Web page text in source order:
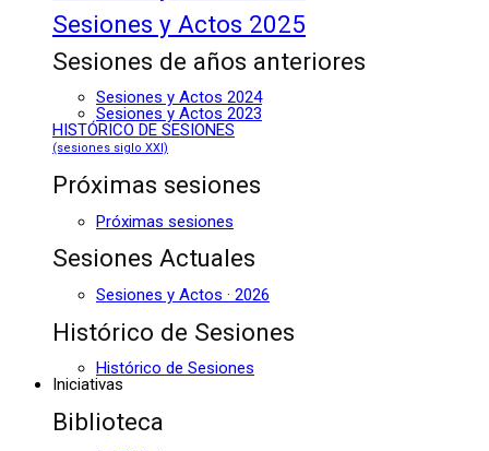
Sesiones y Actos 2025
Sesiones de años anteriores
Sesiones y Actos 2024
Sesiones y Actos 2023
HISTÓRICO DE SESIONES
(sesiones siglo XXI)
Próximas sesiones
Próximas sesiones
Sesiones Actuales
Sesiones y Actos · 2026
Histórico de Sesiones
Histórico de Sesiones
Iniciativas
Biblioteca